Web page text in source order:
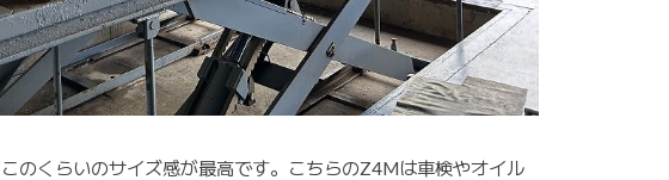
のくらいのサイズ感が最高です。こちらのZ4Mは車検やオイル